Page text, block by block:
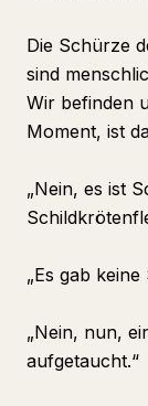
Die Schürze
sind
Wir befinden
Moment, ist
„Nein, es ist
„Es gab
„Nein, nun,
aufgetaucht.“